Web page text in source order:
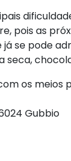
pois as
se pode
os meios
Gubbio